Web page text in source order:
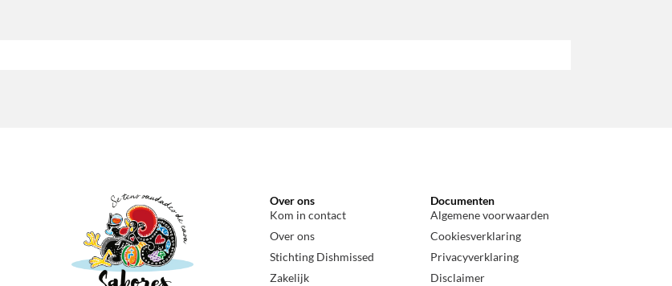
Over ons
Kom in contact
Over ons
Stichting Dishmissed
Zakelijk
Documenten
Algemene voorwaarden
Cookiesverklaring
Privacyverklaring
Disclaimer